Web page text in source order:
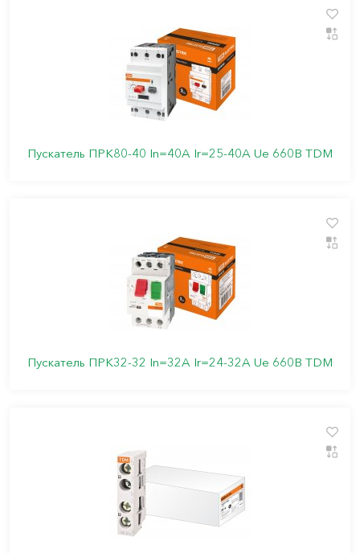
Пускатель ПРК80-40 In=40A Ir=25-40A Ue 660В TDM
Пускатель ПРК32-32 In=32A Ir=24-32A Ue 660В TDM